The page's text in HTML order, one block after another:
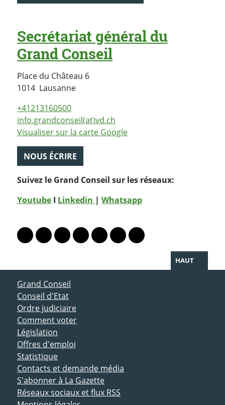
Secrétariat général du
Grand Conseil
Place du Château 6
1014 LausanneSuisse
+41213160500
info.grandconseil(at)vd.ch
Visualiser sur la carte Google
NOUS ÉCRIRE
Suivez le Grand Conseil sur les réseaux:
Youtube I Linkedin | Whatsapp
Lien vers le profil Mastodon
Lien vers le profil Bluesky
Lien vers le profil Instagram
Lien vers le profil Linkedin
Lien vers le profil Facebook
Lien vers le profil Twitter
Partager par WhatsApp
HAUT
ACCÈS DIRECT
Grand Conseil
Conseil d'Etat
Ordre judiciaire
Comment voter
Législation
Offres d'emploi
Statistique
Contacts et demande média
S'abonner à La Gazette
Réseaux sociaux et flux RSS